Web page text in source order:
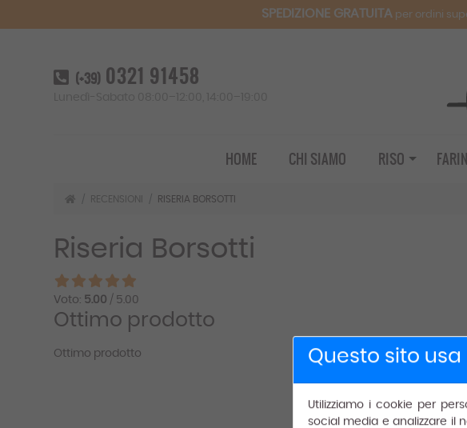
SPEDIZIONE GRATUITA per ordini
(+39) 0321 91458
HOME CHI SIAMO RISO
RECENSIONI RISERIA BORSOTTI
Riseria Borsotti
Voto: 5.00 / 5.00
Ottimo prodotto
Ottimo prodotto Questo sito usa
Utilizziamo i cookie per
social media e analizzare il